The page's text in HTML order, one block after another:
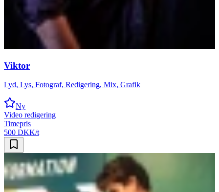
Viktor
Lyd, Lys, Fotograf, Redigering, Mix, Grafik
Ny
Video redigering
Timepris
500 DKK/t